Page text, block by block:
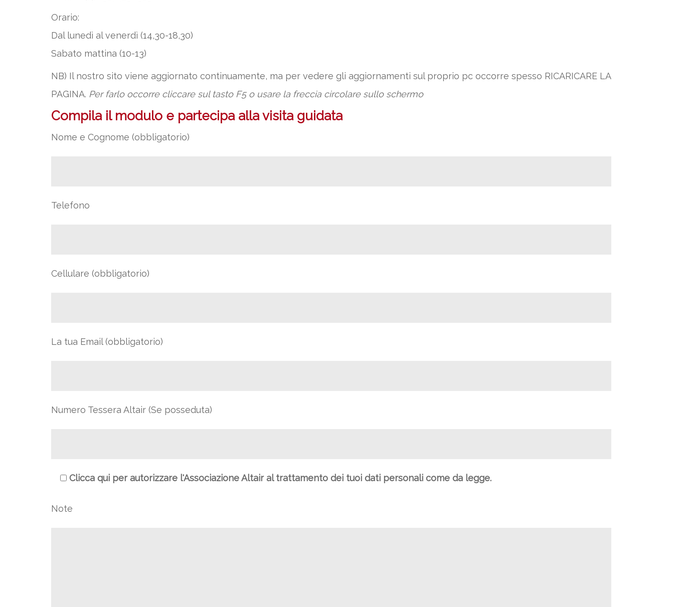
Orario:
Dal lunedì al venerdì (14,30-18,30)
Sabato mattina (10-13)
NB) Il nostro sito viene aggiornato continuamente, ma per vedere gli aggiornamenti sul proprio pc occorre spesso RICARICARE LA
PAGINA. Per farlo occorre cliccare sul tasto F5 o usare la freccia circolare sullo schermo
Compila il modulo e partecipa alla visita guidata
Nome e Cognome (obbligatorio)
Telefono
Cellulare (obbligatorio)
La tua Email (obbligatorio)
Numero Tessera Altair (Se posseduta)
Clicca qui per autorizzare l'Associazione Altair al trattamento dei tuoi dati personali come da legge.
Note